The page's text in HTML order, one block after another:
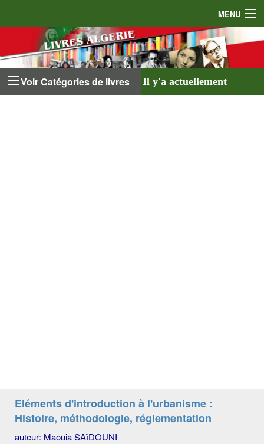
MENU
Accueil
Auteurs
Voir Catégories de livres Il y'a actuellement
Eléments d'introduction à l'urbanisme :
Histoire, méthodologie, réglementation
auteur: Maouia SAïDOUNI